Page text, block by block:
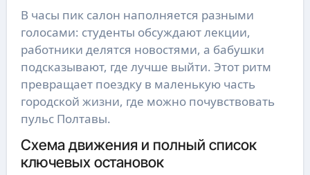
В часы пик салон наполняется разными
голосами: студенты обсуждают лекции,
работники делятся новостями, а бабушки
подсказывают, где лучше выйти. Этот ритм
превращает поездку в маленькую часть
городской жизни, где можно почувствовать
пульс Полтавы.
Схема движения и полный список
ключевых остановок